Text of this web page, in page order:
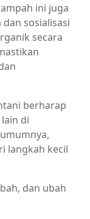
ini juga
sosialisasi
secara
berharap
di
langkah kecil
dan ubah